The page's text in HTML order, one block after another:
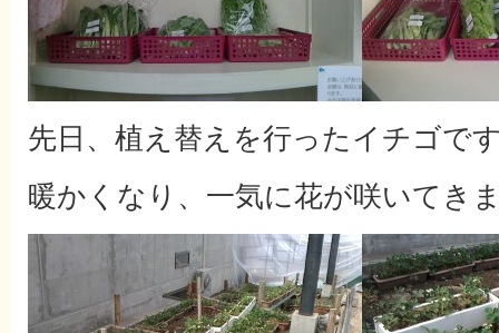
先日、植え替えを行ったイチゴで
暖かくなり、一気に花が咲いてき